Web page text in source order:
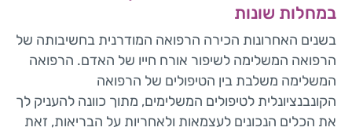
במחלות שונות
בשנים האחרונות הכירה הרפואה המודרנית בחשיבותה של
הרפואה המשלימה לשיפור אורח חייו של האדם. הרפואה
המשלימה משלבת בין הטיפולים של הרפואה
הקונבנציונלית לטיפולים המשלימים, מתוך כוונה להעניק לך
את הכלים הנכונים לעצמאות ולאחריות על הבריאות, זאת